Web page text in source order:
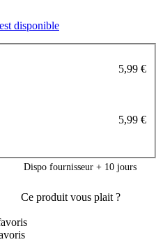
disponible
5,99 €
5,99 €
Dispo fournisseur + 10 jours
Ce produit vous plait ?